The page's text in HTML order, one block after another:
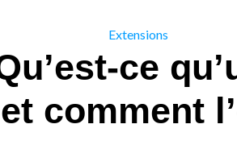
Extensions
ce
comment